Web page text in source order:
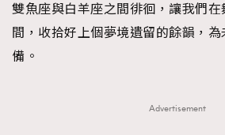
雙魚座與白羊座之間徘徊，讓我們
間，收拾好上個夢境遺留的餘韻，
備。
Advertisement